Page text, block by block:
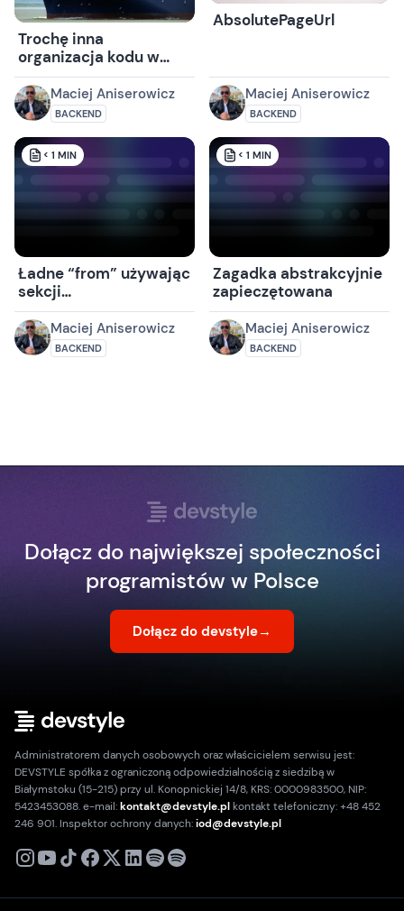
Trochę inna
organizacja kodu w
ASP.NET MVC
Maciej Aniserowicz
BACKEND
AbsolutePageUrl
Maciej Aniserowicz
BACKEND
< 1 MIN
Ładne “from” używając
sekcji
system.net.mailSettings.smtp
Maciej Aniserowicz
BACKEND
< 1 MIN
Zagadka abstrakcyjnie
zapieczętowana
Maciej Aniserowicz
BACKEND
Dołącz do największej społeczności
programistów w Polsce
Dołącz do devstyle→
Administratorem danych osobowych oraz właścicielem serwisu jest:
DEVSTYLE spółka z ograniczoną odpowiedzialnością z siedzibą w
Białymstoku (15-215) przy ul. Konopnickiej 14/8, KRS: 0000983500, NIP:
5423453088. e-mail:kontakt@devstyle.plkontakt telefoniczny: +48 452
246 901. Inspektor ochrony danych:iod@devstyle.pl
X